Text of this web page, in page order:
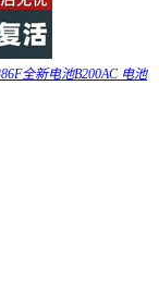
全新电池B200AC 电池